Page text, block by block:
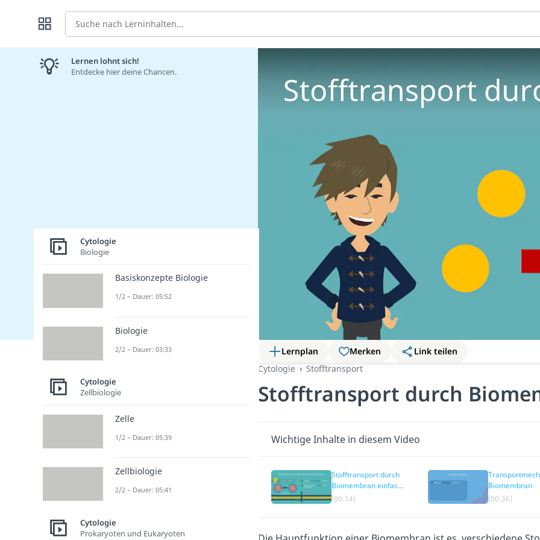
Suche
Lernplan Merken
Link teilen
Cytologie
Stofftransport
Stofftransport durch
Wichtige Inhalte in diesem Video
Stofftransport durch
Biomembran einfach
erklärt
(00:14)
Biomembran
(00:36)
Lernen lohnt sich!
Entdecke hier deine Chancen.
Cytologie
Biologie
Basiskonzepte Biologie
1/2 – Dauer: 05:52
Biologie
2/2 – Dauer: 03:33
Cytologie
Zellbiologie
Zelle
1/2 – Dauer: 05:39
Zellbiologie
2/2 – Dauer: 05:41
Cytologie
Prokaryoten und Eukaryoten